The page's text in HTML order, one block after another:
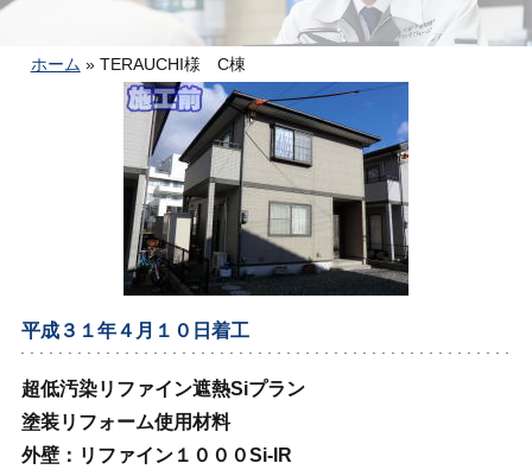
ホーム » TERAUCHI様 C棟
平成３１年４月１０日着工
超低汚染リファイン遮熱Siプラン
塗装リフォーム使用材料
外壁：リファイン１０００Si‐IR